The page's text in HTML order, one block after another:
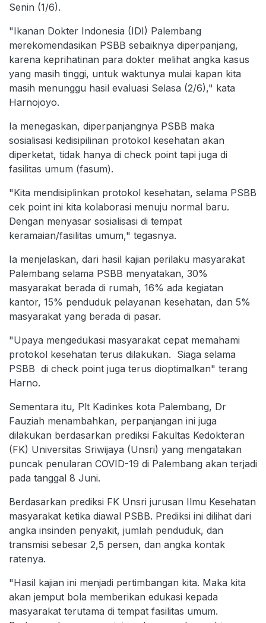
Senin (1/6).
"Ikanan Dokter Indonesia (IDI) Palembang
merekomendasikan PSBB sebaiknya diperpanjang,
karena keprihatinan para dokter melihat angka kasus
yang masih tinggi, untuk waktunya mulai kapan kita
masih menunggu hasil evaluasi Selasa (2/6)," kata
Harnojoyo.
Ia menegaskan, diperpanjangnya PSBB maka
sosialisasi kedisipilinan protokol kesehatan akan
diperketat, tidak hanya di check point tapi juga di
fasilitas umum (fasum).
"Kita mendisiplinkan protokol kesehatan, selama PSBB
cek point ini kita kolaborasi menuju normal baru.
Dengan menyasar sosialisasi di tempat
keramaian/fasilitas umum," tegasnya.
Ia menjelaskan, dari hasil kajian perilaku masyarakat
Palembang selama PSBB menyatakan, 30%
masyarakat berada di rumah, 16% ada kegiatan
kantor, 15% penduduk pelayanan kesehatan, dan 5%
masyarakat yang berada di pasar.
"Upaya mengedukasi masyarakat cepat memahami
protokol kesehatan terus dilakukan. Siaga selama
PSBB di check point juga terus dioptimalkan" terang
Harno.
Sementara itu, Plt Kadinkes kota Palembang, Dr
Fauziah menambahkan, perpanjangan ini juga
dilakukan berdasarkan prediksi Fakultas Kedokteran
(FK) Universitas Sriwijaya (Unsri) yang mengatakan
puncak penularan COVID-19 di Palembang akan terjadi
pada tanggal 8 Juni.
Berdasarkan prediksi FK Unsri jurusan Ilmu Kesehatan
masyarakat ketika diawal PSBB. Prediksi ini dilihat dari
angka insinden penyakit, jumlah penduduk, dan
transmisi sebesar 2,5 persen, dan angka kontak
ratenya.
"Hasil kajian ini menjadi pertimbangan kita. Maka kita
akan jemput bola memberikan edukasi kepada
masyarakat terutama di tempat fasilitas umum.